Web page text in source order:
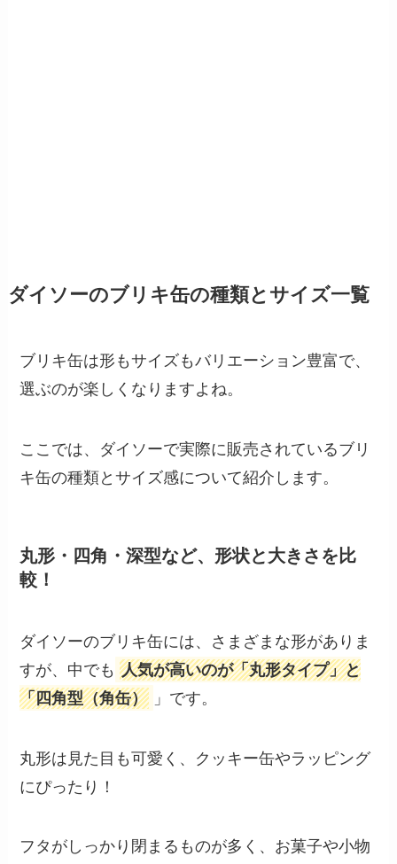
ダイソーのブリキ缶の種類とサイズ一覧
ブリキ缶は形もサイズもバリエーション豊富で、
選ぶのが楽しくなりますよね。
ここでは、ダイソーで実際に販売されているブリ
キ缶の種類とサイズ感について紹介します。
丸形・四角・深型など、形状と大きさを比
較！
ダイソーのブリキ缶には、さまざまな形がありま
すが、中でも 人気が高いのが「丸形タイプ」と
「四角型（角缶）
」です。
丸形は見た目も可愛く、クッキー缶やラッピング
にぴったり！
フタがしっかり閉まるものが多く、お菓子や小物